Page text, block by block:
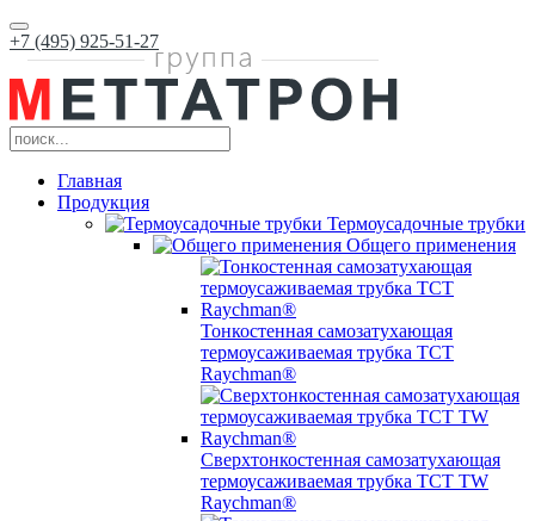
+7 (495) 925-51-27
Главная
Продукция
Термоусадочные трубки
Общего применения
Тонкостенная самозатухающая
термоусаживаемая трубка ТCT
Raychman®
Сверхтонкостенная самозатухающая
термоусаживаемая трубка ТCT TW
Raychman®